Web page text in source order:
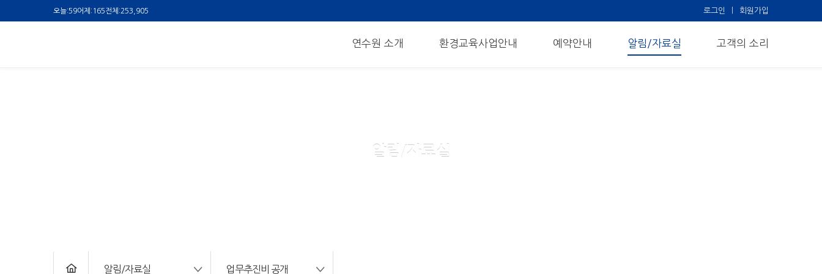
오늘:59어제: 165전체:253,905 로그인 회원가입
연수원 소개 환경교육사업안내 예약안내 알림/자료실 고객의 소리
알림/자료실
알림/자료실 업무추진비 공개